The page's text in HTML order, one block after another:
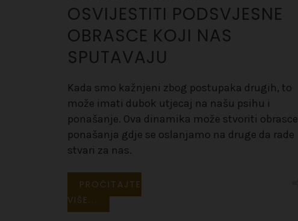
OSVIJESTITI PODSVJESNE
OBRASCE KOJI NAS
SPUTAVAJU
Kada smo kažnjeni zbog postupaka drugih, to
može imati dubok utjecaj na našu psihu i
ponašanje. Ova dinamika može stvoriti obrasce
ponašanja gdje se oslanjamo na druge da rade
stvari za nas.
PROČITAJTE
VIŠE...